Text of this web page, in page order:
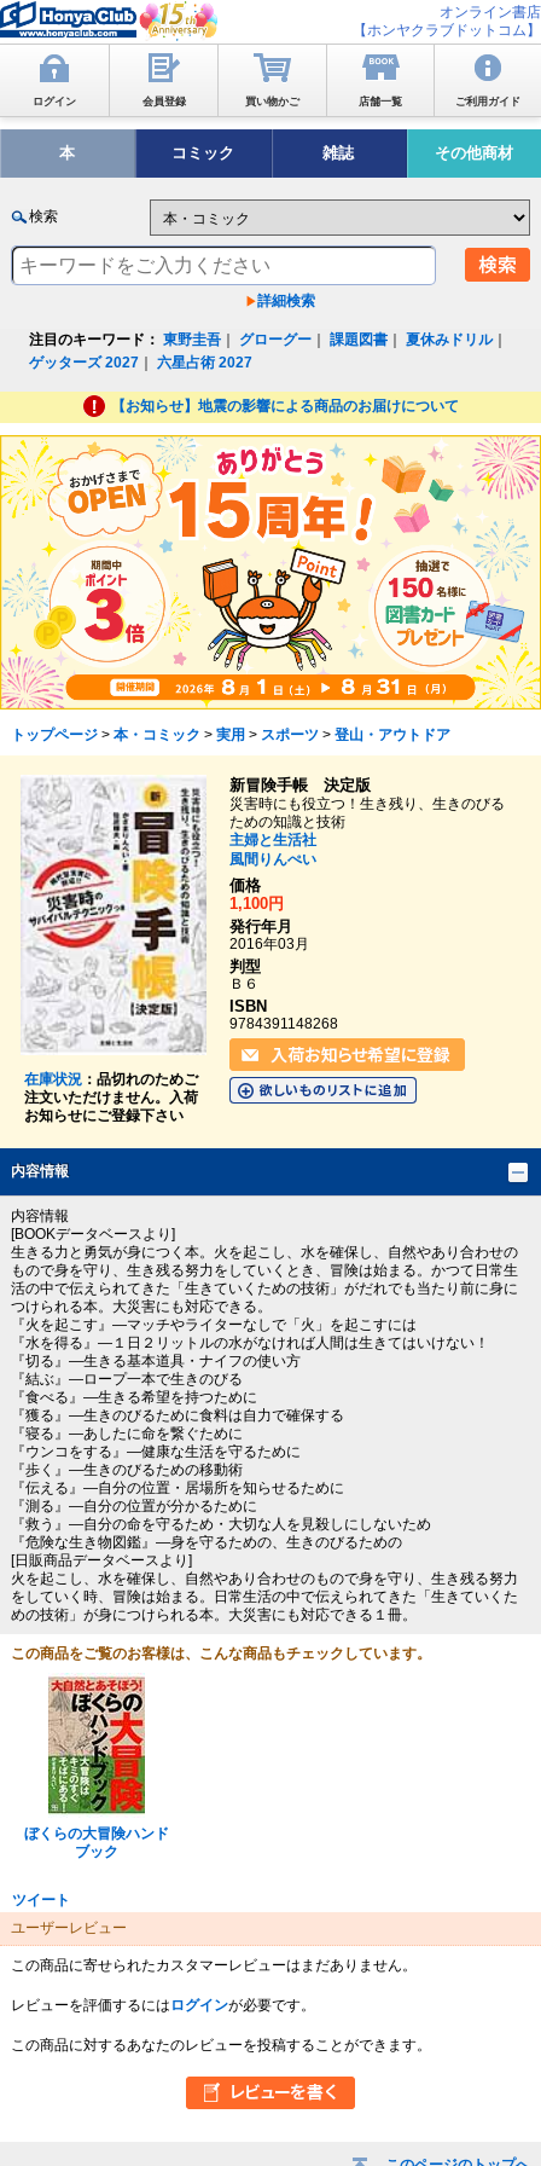
オンライン書店
【ホンヤクラブドットコム】
ログイン 会員登録 買い物かご 店舗一覧 ご利用ガイド
本 コミック 雑誌 その他商材
検索
詳細検索
注目のキーワード： 東野圭吾 グローグー ｜課題図書 ｜夏休みドリル｜
ゲッターズ 2027 ｜六星占術 2027
【お知らせ】地震の影響による商品のお届けについて
トップページ> 本・コミック > 実用 > スポーツ> 登山・アウトドア
在庫状況：品切れのためご
注文いただけません。入荷
お知らせにご登録下さい
新冒険手帳 決定版
災害時にも役立つ！生き残り、生きのびる
ための知識と技術
主婦と生活社
風間りんぺい
価格
1,100円
発行年月
2016年03月
判型
Ｂ６
ISBN
9784391148268
内容情報
内容情報
[BOOKデータベースより]
生きる力と勇気が身につく本。火を起こし、水を確保し、自然やあり合わせの
もので身を守り、生き残る努力をしていくとき、冒険は始まる。かつて日常生
活の中で伝えられてきた「生きていくための技術」がだれでも当たり前に身に
つけられる本。大災害にも対応できる。
『火を起こす』―マッチやライターなしで「火」を起こすには
『水を得る』―１日２リットルの水がなければ人間は生きてはいけない！
『切る』―生きる基本道具・ナイフの使い方
『結ぶ』―ロープ一本で生きのびる
『食べる』―生きる希望を持つために
『獲る』―生きのびるために食料は自力で確保する
『寝る』―あしたに命を繋ぐために
『ウンコをする』―健康な生活を守るために
『歩く』―生きのびるための移動術
『伝える』―自分の位置・居場所を知らせるために
『測る』―自分の位置が分かるために
『救う』―自分の命を守るため・大切な人を見殺しにしないため
『危険な生き物図鑑』―身を守るための、生きのびるための
[日販商品データベースより]
火を起こし、水を確保し、自然やあり合わせのもので身を守り、生き残る努力
をしていく時、冒険は始まる。日常生活の中で伝えられてきた「生きていくた
めの技術」が身につけられる本。大災害にも対応できる１冊。
この商品をご覧のお客様は、こんな商品もチェックしています。
ぼくらの大冒険ハンド
ブック
ツイート
ユーザーレビュー
この商品に寄せられたカスタマーレビューはまだありません。
レビューを評価するには ログインが必要です。
この商品に対するあなたのレビューを投稿することができます。